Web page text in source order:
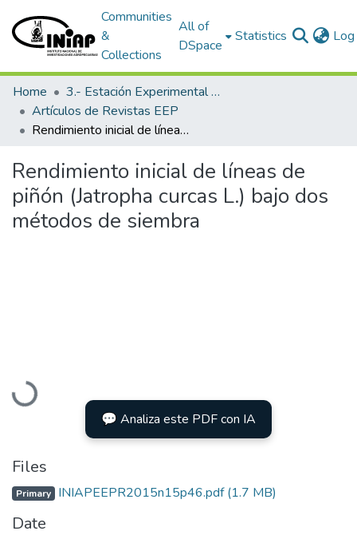
Communities
&
Collections
All of
DSpace
Statistics
Home
3.- Estación Experimental Portoviejo
Artículos de Revistas EEP
Rendimiento inicial de líneas de piñón (Jatropha curcas L.) bajo dos métodos de siembra
Rendimiento inicial de líneas de
piñón (Jatropha curcas L.) bajo dos
métodos de siembra
Loading...
💬 Analiza este PDF con IA
Files
Primary INIAPEEPR2015n15p46.pdf(1.7 MB)
Date